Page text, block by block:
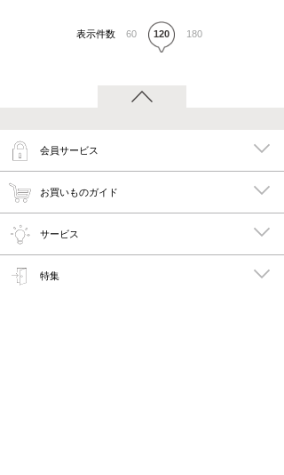
表示件数 60 120 180
会員サービス
お買いものガイド
サービス
特集